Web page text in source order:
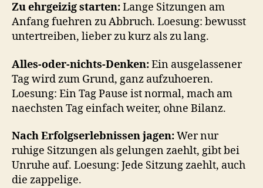
Zu ehrgeizig starten:Lange Sitzungen am
Anfang fuehren zu Abbruch. Loesung: bewusst
untertreiben, lieber zu kurz als zu lang.
Alles-oder-nichts-Denken:Ein ausgelassener
Tag wird zum Grund, ganz aufzuhoeren.
Loesung: Ein Tag Pause ist normal, mach am
naechsten Tag einfach weiter, ohne Bilanz.
Nach Erfolgserlebnissen jagen:Wer nur
ruhige Sitzungen als gelungen zaehlt, gibt bei
Unruhe auf. Loesung: Jede Sitzung zaehlt, auch
die zappelige.